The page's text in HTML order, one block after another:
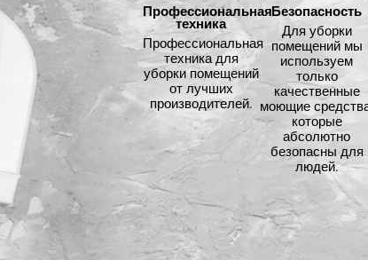
Профессиональная
техника
Профессиональная
техника для
уборки помещений
от лучших
производителей.
Безопасность
Для уборки
помещений мы
используем
только
качественные
моющие
которые
абсолютно
безопасны для
людей.